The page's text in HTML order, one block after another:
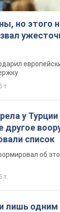
но этого
т.
у
другое
список
об
т.
лишь одним